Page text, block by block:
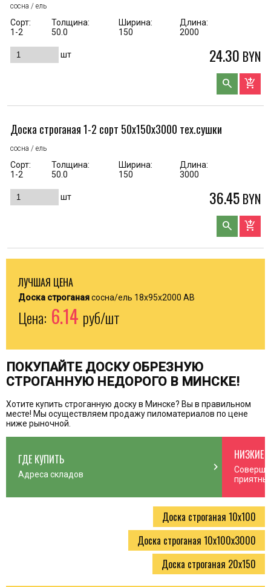
сосна / ель
Сорт:
1-2
Толщина:
50.0
Ширина:
150
Длина:
2000
шт 24.30 BYN
search add_shopping_cart
Доска строганая 1-2 сорт 50x150x3000 тех.сушки
сосна / ель
Сорт:
1-2
Толщина:
50.0
Ширина:
150
Длина:
3000
шт 36.45 BYN
search add_shopping_cart
ЛУЧШАЯ ЦЕНА
Доска строганаясосна/ель 18x95x2000 АВ
Цена: 6.14 руб/шт
ПОКУПАЙТЕ ДОСКУ ОБРЕЗНУЮ
СТРОГАННУЮ НЕДОРОГО В МИНСКЕ!
Хотите купить строганную доску в Минске? Вы в правильном
месте! Мы осуществляем продажу пиломатериалов по цене
ниже рыночной.
ГДЕ КУПИТЬ
Адреса складов chevron_right
НИЗКИЕ
Доска строганая 10х100
Доска строганая 10х100х3000
Доска строганая 20х150